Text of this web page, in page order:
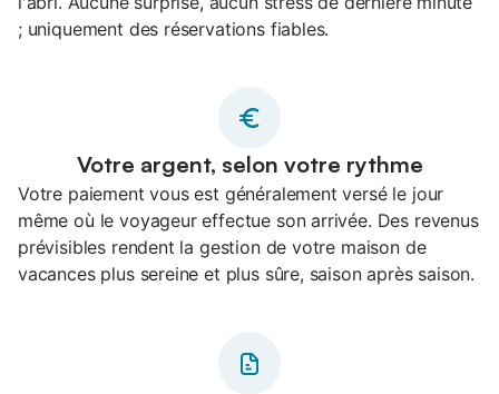
; uniquement des réservations fiables.
Votre argent, selon votre rythme
Votre paiement vous est généralement versé le jour
même où le voyageur effectue son arrivée. Des revenus
prévisibles rendent la gestion de votre maison de
vacances plus sereine et plus sûre, saison après saison.